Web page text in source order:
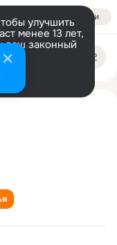
Войти
улучшить
менее 13 лет,
ваш законный